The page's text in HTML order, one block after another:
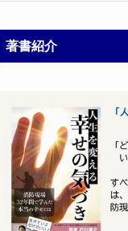
著書紹介